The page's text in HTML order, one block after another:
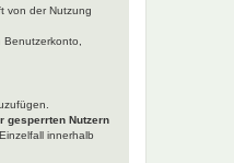
von der Nutzung
gesperrten Nutzern
innerhalb